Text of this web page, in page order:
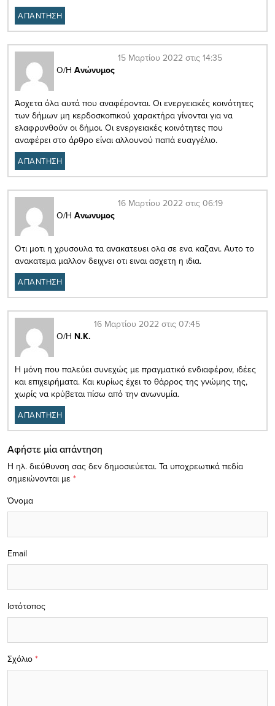
ΑΠΑΝΤΗΣΗ
Ο/Η Ανώνυμος
15 Μαρτίου 2022 στις 14:35
Άσχετα όλα αυτά που αναφέρονται. Οι ενεργειακές κοινότητες
των δήμων μη κερδοσκοπικού χαρακτήρα γίνονται για να
ελαφρυνθούν οι δήμοι. Οι ενεργειακές κοινότητες που
αναφέρει στο άρθρο είναι αλλουνού παπά ευαγγέλιο.
ΑΠΑΝΤΗΣΗ
Ο/Η Ανωνυμος
16 Μαρτίου 2022 στις 06:19
Οτι μοτι η χρυσουλα τα ανακατευει ολα σε ενα καζανι. Αυτο το
ανακατεμα μαλλον δειχνει οτι ειναι ασχετη η ιδια.
ΑΠΑΝΤΗΣΗ
Ο/Η Ν.Κ.
16 Μαρτίου 2022 στις 07:45
Η μόνη που παλεύει συνεχώς με πραγματικό ενδιαφέρον, ιδέες
και επιχειρήματα. Και κυρίως έχει το θάρρος της γνώμης της,
χωρίς να κρύβεται πίσω από την ανωνυμία.
ΑΠΑΝΤΗΣΗ
Αφήστε μία απάντηση
Η ηλ. διεύθυνση σας δεν δημοσιεύεται. Τα υποχρεωτικά πεδία
σημειώνονται με *
Σχόλιο *
Όνομα
Email
Ιστότοπος